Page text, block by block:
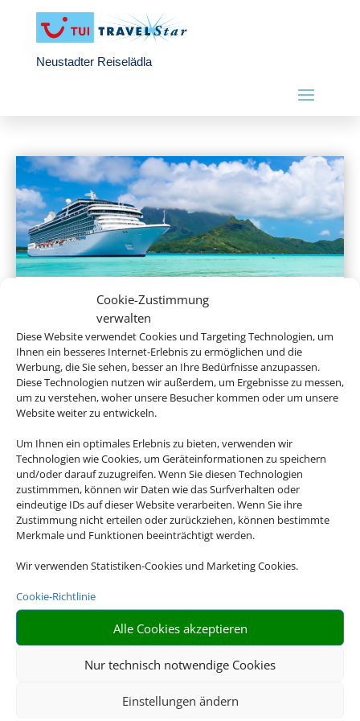
Cookie-Zustimmung
verwalten
Diese Website verwendet Cookies und Targeting Technologien, um
Ihnen ein besseres Internet-Erlebnis zu ermöglichen und die
Werbung, die Sie sehen, besser an Ihre Bedürfnisse anzupassen.
Diese Technologien nutzen wir außerdem, um Ergebnisse zu messen,
um zu verstehen, woher unsere Besucher kommen oder um unsere
Website weiter zu entwickeln.
Um Ihnen ein optimales Erlebnis zu bieten, verwenden wir
Technologien wie Cookies, um Geräteinformationen zu speichern
und/oder darauf zuzugreifen. Wenn Sie diesen Technologien
zustimmmen, können wir Daten wie das Surfverhalten oder
eindeutige IDs auf dieser Website verarbeiten. Wenn Sie ihre
Zustimmung nicht erteilen oder zurückziehen, können bestimmte
Merkmale und Funktionen beeinträchtigt werden.
Wir verwenden Statistiken-Cookies und Marketing Cookies.
Cookie-Richtlinie
Alle Cookies akzeptieren
Nur technisch notwendige Cookies
Einstellungen ändern
Neustadter Reiselädla
Hochseekreuzfahrten
Flusskreuzfahrten
Empfehlungen für Ihre Reise